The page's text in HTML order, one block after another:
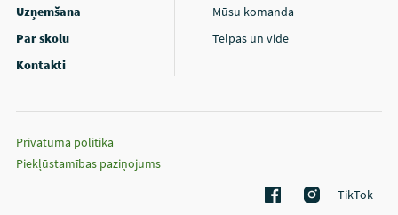
Uzņemšana
Par skolu
Kontakti
Mūsu komanda
Telpas un vide
Privātuma politika
Piekļūstamības paziņojums
TikTok